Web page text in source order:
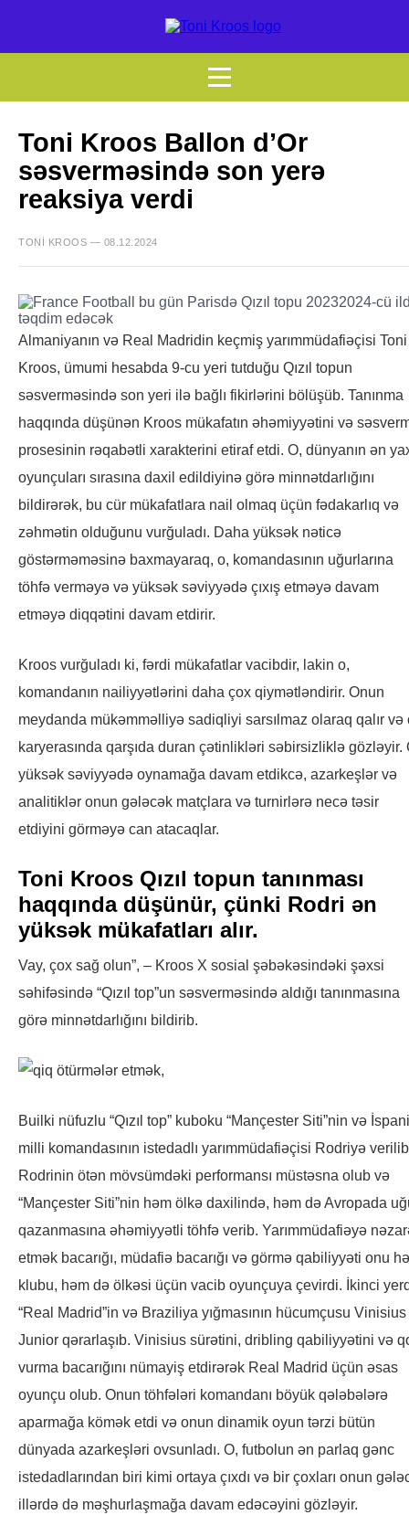
Toni Kroos Ballon d’Or
səsverməsində son yerə
reaksiya verdi
TONI KROOS — 08.12.2024
Almaniyanın və Real Madridin keçmiş yarımmüdafiəçisi Toni
Kroos, ümumi hesabda 9-cu yeri tutduğu Qızıl topun
səsverməsində son yeri ilə bağlı fikirlərini bölüşüb. Tanınma
haqqında düşünən Kroos mükafatın əhəmiyyətini və
prosesinin rəqabətli xarakterini etiraf etdi. O, dünyanın ən
oyunçuları sırasına daxil edildiyinə görə minnətdarlığını
bildirərək, bu cür mükafatlara nail olmaq üçün fədakarlıq və
zəhmətin olduğunu vurğuladı. Daha yüksək nəticə
göstərməməsinə baxmayaraq, o, komandasının uğurlarına
töhfə verməyə və yüksək səviyyədə çıxış etməyə davam
etməyə diqqətini davam etdirir.
Kroos vurğuladı ki, fərdi mükafatlar vacibdir, lakin o,
komandanın nailiyyətlərini daha çox qiymətləndirir. Onun
meydanda mükəmməlliyə sadiqliyi sarsılmaz olaraq qalır və
karyerasında qarşıda duran çətinlikləri səbirsizliklə gözləyir.
yüksək səviyyədə oynamağa davam etdikcə, azarkeşlər və
analitiklər onun gələcək matçlara və turnirlərə necə təsir
etdiyini görməyə can atacaqlar.
Toni Kroos Qızıl topun tanınması
haqqında düşünür, çünki Rodri ən
yüksək mükafatları alır.
Vay, çox sağ olun”, – Kroos X sosial şəbəkəsindəki şəxsi
səhifəsində “Qızıl top”un səsverməsində aldığı tanınmasına
görə minnətdarlığını bildirib.
Builki nüfuzlu “Qızıl top” kuboku “Mançester Siti”nin və
milli komandasının istedadlı yarımmüdafiəçisi Rodriyə
Rodrinin ötən mövsümdəki performansı müstəsna olub və
“Mançester Siti”nin həm ölkə daxilində, həm də Avropada
qazanmasına əhəmiyyətli töhfə verib. Yarımmüdafiəyə
etmək bacarığı, müdafiə bacarığı və görmə qabiliyyəti onu
klubu, həm də ölkəsi üçün vacib oyunçuya çevirdi. İkinci
“Real Madrid”in və Braziliya yığmasının hücumçusu Vinisius
Junior qərarlaşıb. Vinisius sürətini, dribling qabiliyyətini və
vurma bacarığını nümayiş etdirərək Real Madrid üçün əsas
oyunçu olub. Onun töhfələri komandanı böyük qələbələrə
aparmağa kömək etdi və onun dinamik oyun tərzi bütün
dünyada azarkeşləri ovsunladı. O, futbolun ən parlaq gənc
istedadlarından biri kimi ortaya çıxdı və bir çoxları onun
illərdə də məşhurlaşmağa davam edəcəyini gözləyir.